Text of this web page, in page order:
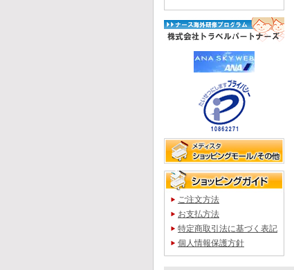
ご注文方法
お支払方法
特定商取引法に基づく表記
個人情報保護方針